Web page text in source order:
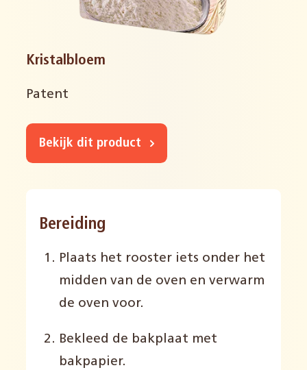
Kristalbloem
Patent
Bekijk dit product
Bereiding
Plaats het rooster iets onder het
midden van de oven en verwarm
de oven voor.
Bekleed de bakplaat met
bakpapier.